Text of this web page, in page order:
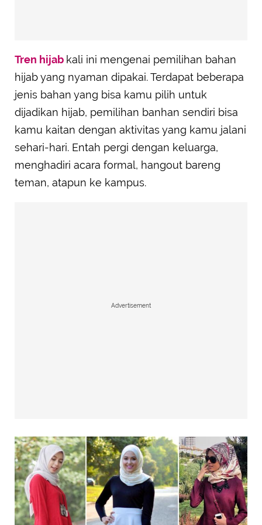
Tren hijab kali ini mengenai pemilihan bahan
hijab yang nyaman dipakai. Terdapat beberapa
jenis bahan yang bisa kamu pilih untuk
dijadikan hijab, pemilihan banhan sendiri bisa
kamu kaitan dengan aktivitas yang kamu jalani
sehari-hari. Entah pergi dengan keluarga,
menghadiri acara formal, hangout bareng
teman, atapun ke kampus.
Advertisement